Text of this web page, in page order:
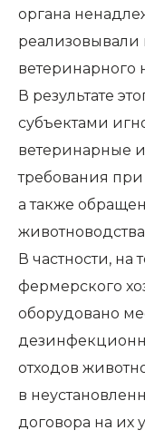
органа
реализовывали
ветеринарного
В результате
субъектами
ветеринарные
требования при
а также
В частности, на
фермерского
оборудовано
отходов
в
договора на их